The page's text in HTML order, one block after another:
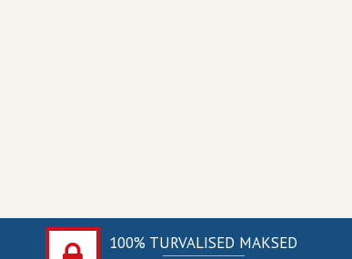
100% TURVALISED MAKSED